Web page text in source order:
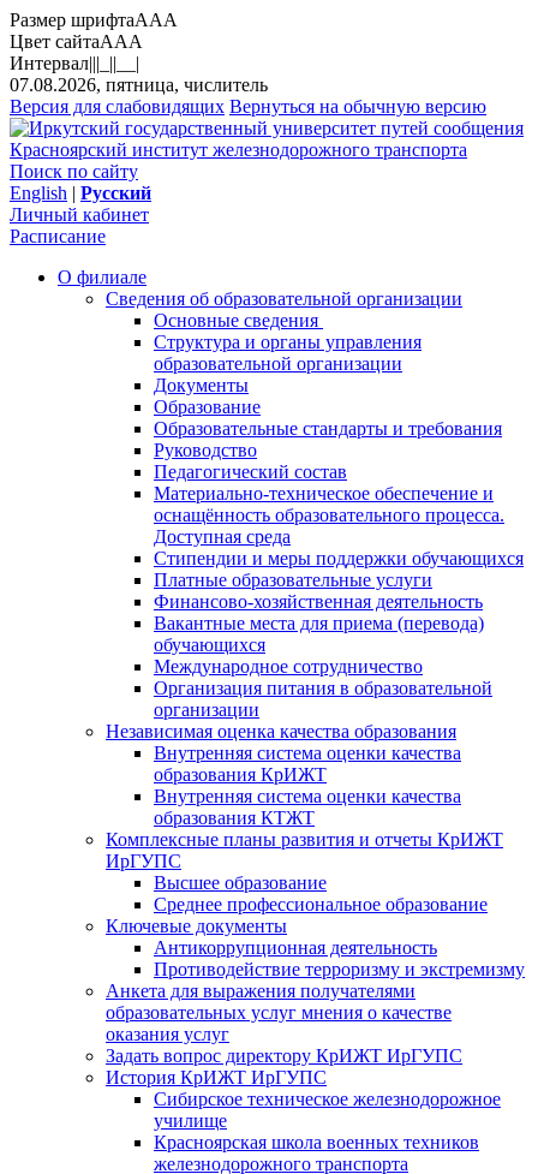
Размер шрифтаAAA
Цвет сайтаAAA
Интервал|||_||__|
07.08.2026, пятница, числитель
Версия для слабовидящих Вернуться на обычную версию
Красноярский институт железнодорожного транспорта
Поиск по сайту
English | Русский
Личный кабинет
Расписание
О филиале
Сведения об образовательной организации
Основные сведения
Структура и органы управления
образовательной организации
Документы
Образование
Образовательные стандарты и требования
Руководство
Педагогический состав
Материально-техническое обеспечение и
оснащённость образовательного процесса.
Доступная среда
Стипендии и меры поддержки обучающихся
Платные образовательные услуги
Финансово-хозяйственная деятельность
Вакантные места для приема (перевода)
обучающихся
Международное сотрудничество
Организация питания в образовательной
организации
Независимая оценка качества образования
Внутренняя система оценки качества
образования КрИЖТ
Внутренняя система оценки качества
образования КТЖТ
Комплексные планы развития и отчеты КрИЖТ
ИрГУПС
Высшее образование
Среднее профессиональное образование
Ключевые документы
Антикоррупционная деятельность
Противодействие терроризму и экстремизму
Анкета для выражения получателями
образовательных услуг мнения о качестве
оказания услуг
Задать вопрос директору КрИЖТ ИрГУПС
История КрИЖТ ИрГУПС
Сибирское техническое железнодорожное
училище
Красноярская школа военных техников
железнодорожного транспорта